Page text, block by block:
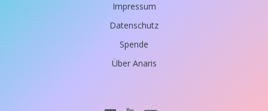
Impressum
Datenschutz
Spende
Über Anaris